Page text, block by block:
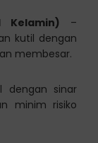
Kelamin) –
kutil dengan
membesar.
dengan sinar
minim risiko